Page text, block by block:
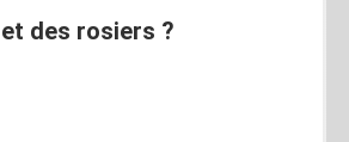
des rosiers ?